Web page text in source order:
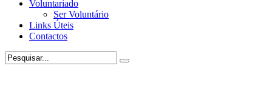
Voluntariado
Ser Voluntário
Links Úteis
Contactos